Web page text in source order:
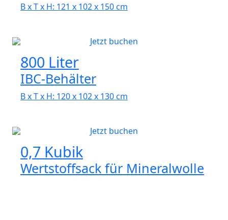
B x T x H: 121 x 102 x 150 cm
Jetzt buchen
800 Liter
IBC-Behälter
B x T x H: 120 x 102 x 130 cm
Jetzt buchen
0,7 Kubik
Wertstoffsack für Mineralwolle